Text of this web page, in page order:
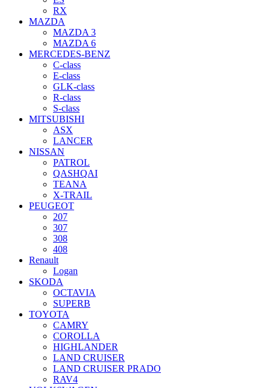
RX
MAZDA
MAZDA 3
MAZDA 6
MERCEDES-BENZ
C-class
E-class
GLK-class
R-class
S-class
MITSUBISHI
ASX
LANCER
NISSAN
PATROL
QASHQAI
TEANA
X-TRAIL
PEUGEOT
207
307
308
408
Renault
Logan
SKODA
OCTAVIA
SUPERB
TOYOTA
CAMRY
COROLLA
HIGHLANDER
LAND CRUISER
LAND CRUISER PRADO
RAV4